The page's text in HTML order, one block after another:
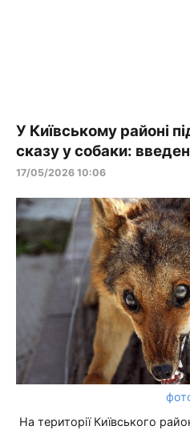
У Київському районі
сказу у собаки:
17/05/2026 10:06
На території Київського